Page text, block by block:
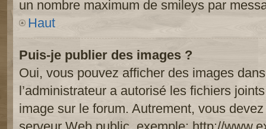
un nombre maximum de smileys par
Haut
Puis-je publier des images ?
Oui, vous pouvez afficher des images
l’administrateur a autorisé les fichiers
image sur le forum. Autrement, vous